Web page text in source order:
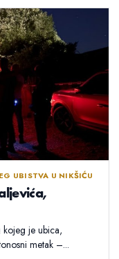
UBISTVA U NIKŠIĆU
kojeg je ubica,
metak –...